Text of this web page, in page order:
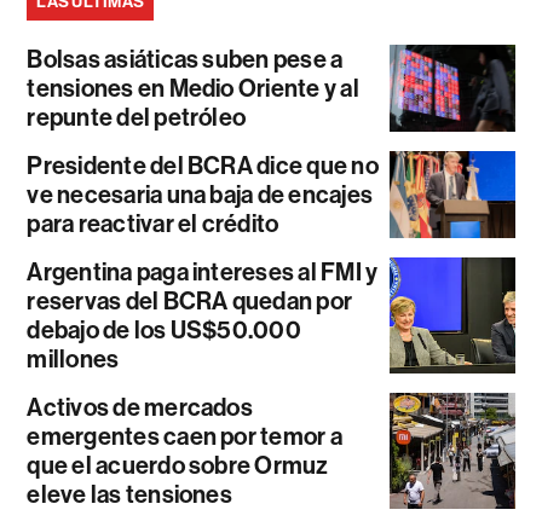
Bolsas asiáticas suben pese a
tensiones en Medio Oriente y al
repunte del petróleo
Presidente del BCRA dice que no
ve necesaria una baja de encajes
para reactivar el crédito
Argentina paga intereses al FMI y
reservas del BCRA quedan por
debajo de los US$50.000
millones
Activos de mercados
emergentes caen por temor a
que el acuerdo sobre Ormuz
eleve las tensiones